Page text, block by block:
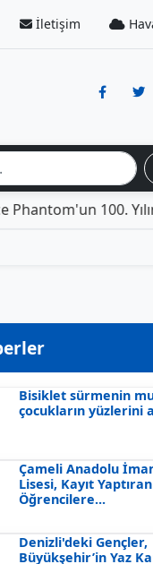
İletişim
100. Yılına Özel
Bisiklet sürmenin
çocukların yüzlerini
Çameli Anadolu
Lisesi, Kayıt Yaptıran
Öğrencilere...
Denizli'deki Gençler,
Büyükşehir’in Yaz